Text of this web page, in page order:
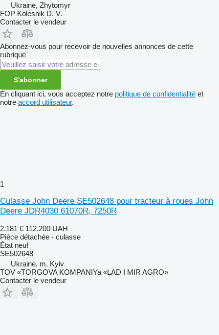
Ukraine, Zhytomyr
FOP Kolesnik D. V.
Contacter le vendeur
Abonnez-vous pour recevoir de nouvelles annonces de cette
rubrique
S'abonner
En cliquant ici, vous acceptez notre politique de confidentialité et
notre accord utilisateur.
1
Culasse John Deere SE502648 pour tracteur à roues John
Deere JDR4030 61070R, 7250R
2.181 € 112.200 UAH
Pièce détachée - culasse
État neuf
SE502648
Ukraine, m. Kyiv
TOV «TORGOVA KOMPANIYa «LAD I MIR AGRO»
Contacter le vendeur